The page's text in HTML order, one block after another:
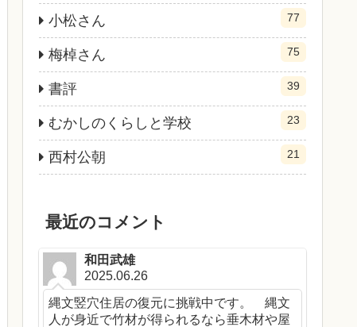
小松さん 77
梅棹さん 75
書評 39
むかしのくらしと学校 23
西村公朝 21
最近のコメント
和田武雄
2025.06.26
縄文竪穴住居の復元に挑戦中です。 縄文
人が身近で竹材が得られるなら垂木材や屋